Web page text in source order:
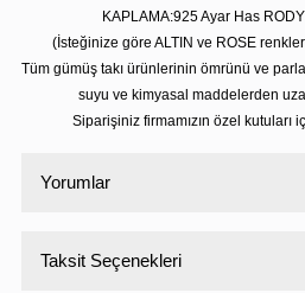
KAPLAMA:925 Ayar Has
(İsteğinize göre ALTIN ve ROSE
Tüm gümüş takı ürünlerinin ömrünü ve
suyu ve kimyasal maddelerden
Siparişiniz firmamızın özel kutuları
Yorumlar
Taksit Seçenekleri